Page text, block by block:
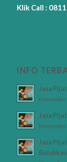
Klik Call :
INFO
Jasa
November
Jasa
November
Jasa
Butuhkan